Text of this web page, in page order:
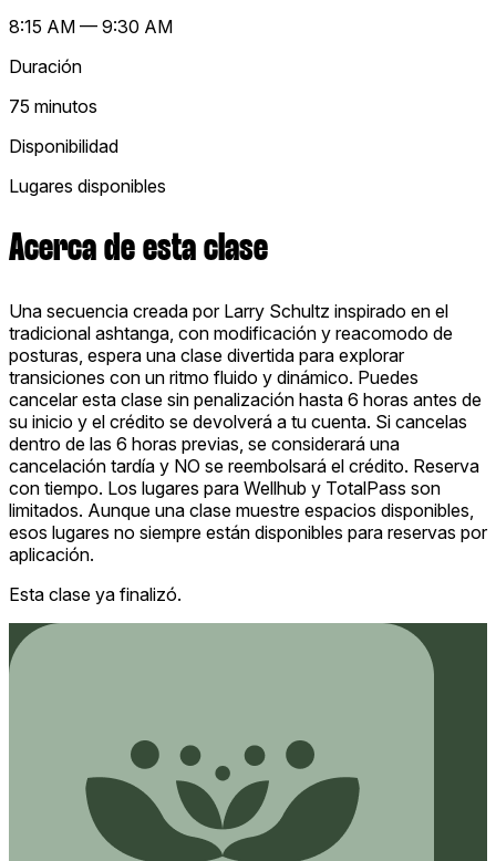
8:15 AM — 9:30 AM
Duración
75 minutos
Disponibilidad
Lugares disponibles
Acerca de esta clase
Una secuencia creada por Larry Schultz inspirado en el
tradicional ashtanga, con modificación y reacomodo de
posturas, espera una clase divertida para explorar
transiciones con un ritmo fluido y dinámico. Puedes
cancelar esta clase sin penalización hasta 6 horas antes de
su inicio y el crédito se devolverá a tu cuenta. Si cancelas
dentro de las 6 horas previas, se considerará una
cancelación tardía y NO se reembolsará el crédito. Reserva
con tiempo. Los lugares para Wellhub y TotalPass son
limitados. Aunque una clase muestre espacios disponibles,
esos lugares no siempre están disponibles para reservas por
aplicación.
Esta clase ya finalizó.